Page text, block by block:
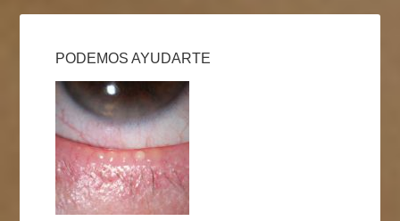
PODEMOS AYUDARTE